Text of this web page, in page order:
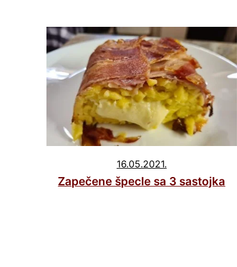
16.05.2021.
Zapečene špecle sa 3 sastojka